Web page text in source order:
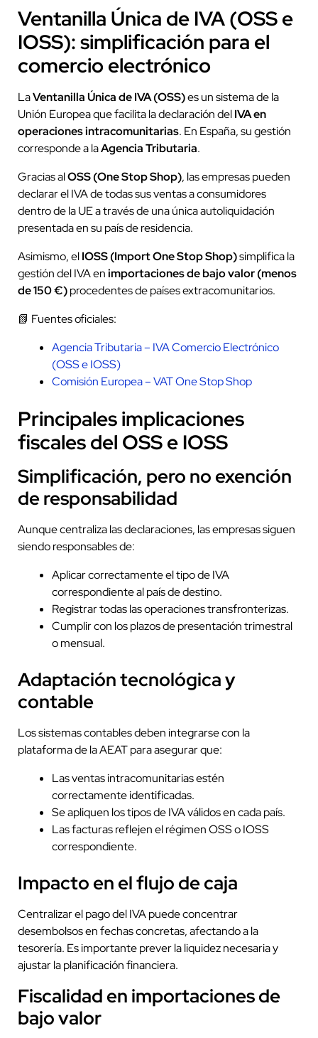
Ventanilla Única de IVA (OSS e
IOSS): simplificación para el
comercio electrónico
LaVentanilla Única de IVA (OSS)es un sistema de la
Unión Europea que facilita la declaración delIVA en
operaciones intracomunitarias. En España, su gestión
corresponde a laAgencia Tributaria.
Gracias alOSS (One Stop Shop), las empresas pueden
declarar el IVA de todas sus ventas a consumidores
dentro de la UE a través de una única autoliquidación
presentada en su país de residencia.
Asimismo, elIOSS (Import One Stop Shop)simplifica la
gestión del IVA enimportaciones de bajo valor (menos
de 150 €)procedentes de países extracomunitarios.
📗 Fuentes oficiales:
Agencia Tributaria – IVA Comercio Electrónico
(OSS e IOSS)
Comisión Europea – VAT One Stop Shop
Principales implicaciones
fiscales del OSS e IOSS
Simplificación, pero no exención
de responsabilidad
Aunque centraliza las declaraciones, las empresas siguen
siendo responsables de:
Aplicar correctamente el tipo de IVA
correspondiente al país de destino.
Registrar todas las operaciones transfronterizas.
Cumplir con los plazos de presentación trimestral
o mensual.
Adaptación tecnológica y
contable
Los sistemas contables deben integrarse con la
plataforma de la AEAT para asegurar que:
Las ventas intracomunitarias estén
correctamente identificadas.
Se apliquen los tipos de IVA válidos en cada país.
Las facturas reflejen el régimen OSS o IOSS
correspondiente.
Impacto en el flujo de caja
Centralizar el pago del IVA puede concentrar
desembolsos en fechas concretas, afectando a la
tesorería. Es importante prever la liquidez necesaria y
ajustar la planificación financiera.
Fiscalidad en importaciones de
bajo valor